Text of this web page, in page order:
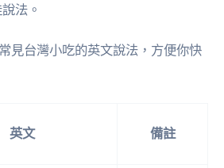
法。
見台灣小吃的英文說法，方便你快
英文 備註